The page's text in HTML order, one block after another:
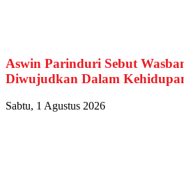
Aswin Parinduri Sebut
Diwujudkan Dalam
Sabtu, 1 Agustus 2026